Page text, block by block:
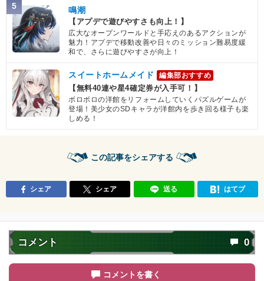
5 鳴潮
【アプデで遊びやすさも向上！】
広大なオープンワールドと手応えのあるアクションが
魅力！アプデで移動改善や日々のミッション難易度緩
和で、さらに遊びやすさが向上！
スイートホームメイド 編集部おすすめ
【無料40連や星4確定券が入手可！】
ボロボロの洋館をリフォームしていくパズルゲームが
登場！美少女のSDキャラが洋館内を歩き回る様子も楽
しめる！
この記事をシェアする
シェア シェア 送る はてブ
コメント 0
コメントを書く